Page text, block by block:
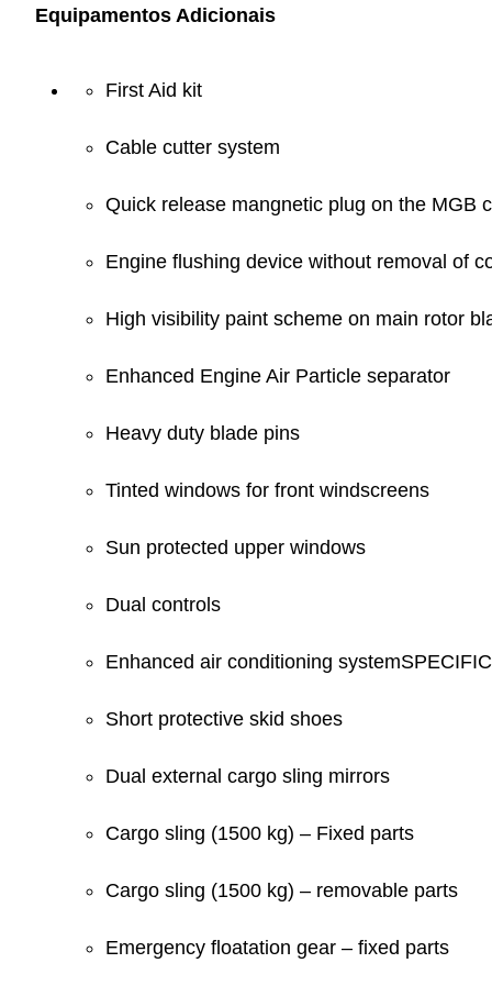
Equipamentos Adicionais
First Aid kit
Cable cutter system
Quick release mangnetic plug on the MGB
Engine flushing device without removal of
High visibility paint scheme on main rotor
Enhanced Engine Air Particle separator
Heavy duty blade pins
Tinted windows for front windscreens
Sun protected upper windows
Dual controls
Enhanced air conditioning
Short protective skid shoes
Dual external cargo sling mirrors
Cargo sling (1500 kg) – Fixed parts
Cargo sling (1500 kg) – removable parts
Emergency floatation gear – fixed parts